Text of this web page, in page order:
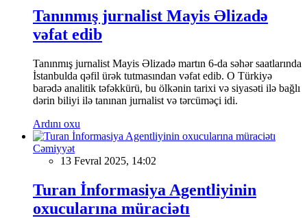
Tanınmış jurnalist Mayis Əlizadə
vəfat edib
Tanınmış jurnalist Mayis Əlizadə martın 6-da səhər saatlarında
İstanbulda qəfil ürək tutmasından vəfat edib. O Türkiyə
barədə analitik təfəkkürü, bu ölkənin tarixi və siyasəti ilə bağlı
dərin biliyi ilə tanınan jurnalist və tərcüməçi idi.
Ardını oxu
Cəmiyyət
13 Fevral 2025, 14:02
Turan İnformasiya Agentliyinin
oxucularına müraciətı